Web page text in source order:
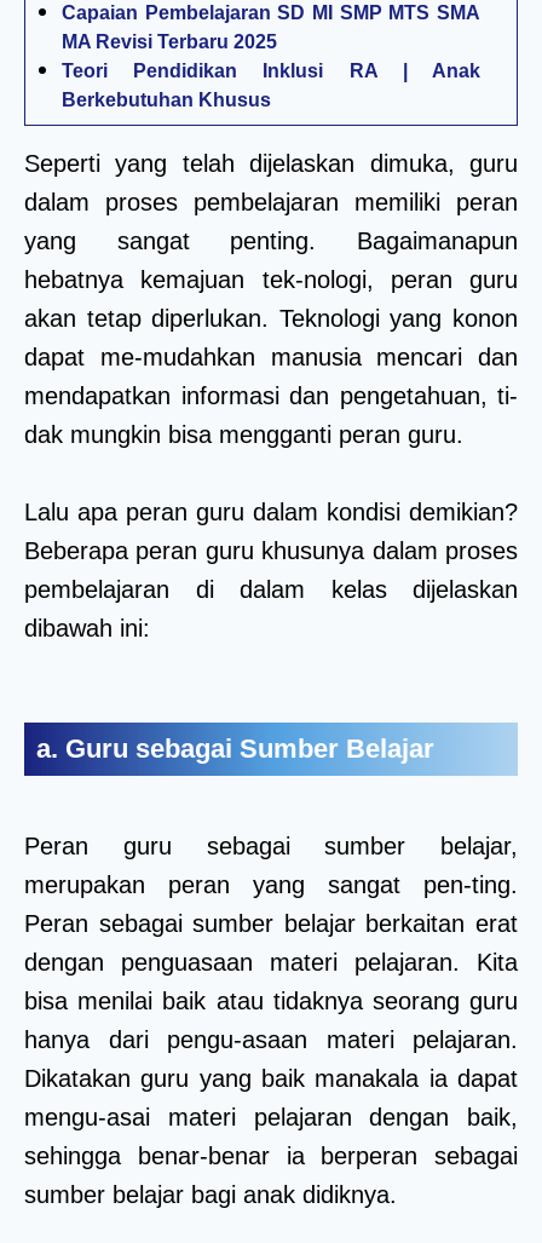
Capaian Pembelajaran SD MI SMP MTS SMA
MA Revisi Terbaru 2025
Teori Pendidikan Inklusi RA | Anak
Berkebutuhan Khusus
Seperti yang telah dijelaskan dimuka, guru
dalam proses pembelajaran memiliki peran
yang sangat penting. Bagaimanapun
hebatnya kemajuan tek-nologi, peran guru
akan tetap diperlukan. Teknologi yang konon
dapat me-mudahkan manusia mencari dan
mendapatkan informasi dan pengetahuan, ti-
dak mungkin bisa mengganti peran guru.
Lalu apa peran guru dalam kondisi demikian?
Beberapa peran guru khusunya dalam proses
pembelajaran di dalam kelas dijelaskan
dibawah ini:
a. Guru sebagai Sumber Belajar
Peran guru sebagai sumber belajar,
merupakan peran yang sangat pen-ting.
Peran sebagai sumber belajar berkaitan erat
dengan penguasaan materi pelajaran. Kita
bisa menilai baik atau tidaknya seorang guru
hanya dari pengu-asaan materi pelajaran.
Dikatakan guru yang baik manakala ia dapat
mengu-asai materi pelajaran dengan baik,
sehingga benar-benar ia berperan sebagai
sumber belajar bagi anak didiknya.